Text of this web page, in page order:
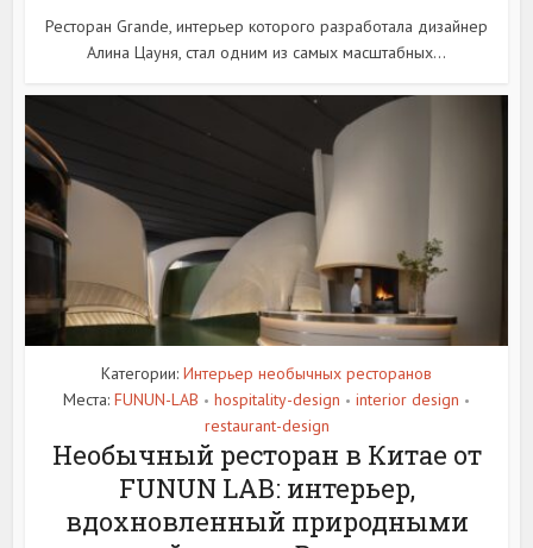
Ресторан Grande, интерьер которого разработала дизайнер
Алина Цауня, стал одним из самых масштабных...
Категории: Интерьер необычных ресторанов
Места: FUNUN-LAB • hospitality-design • interior design •
restaurant-design
Необычный ресторан в Китае от
FUNUN LAB: интерьер,
вдохновленный природными